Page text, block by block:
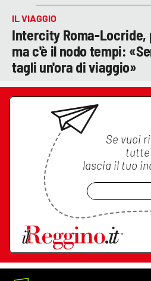
IL VIAGGIO
Intercity Roma-Locride,
ma c'è il nodo tempi:
tagli un'ora di viaggio»
Se vuoi
tutte
lascia il tuo